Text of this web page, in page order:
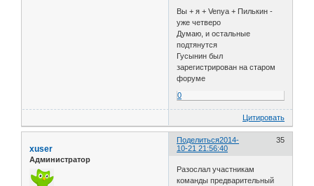
Вы + я + Venya + Пилькин -
уже четверо
Думаю, и остальные
подтянутся
Гусынин был
зарегистрирован на старом
форуме
0
Цитировать
Поделиться 35
2014-
10-21 21:56:40
xuser
Администратор
Разослал участникам
команды предварительный